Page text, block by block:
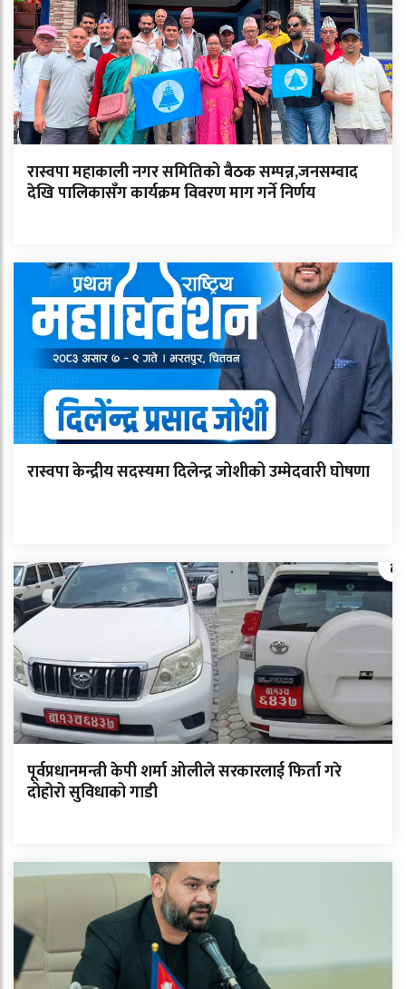
रास्वपा महाकाली नगर समितिको बैठक सम्पन्न,जनसम्वाद
देखि पालिकासँग कार्यक्रम विवरण माग गर्ने निर्णय
रास्वपा केन्द्रीय सदस्यमा दिलेन्द्र जोशीको उम्मेदवारी घोषणा
पूर्वप्रधानमन्त्री केपी शर्मा ओलीले सरकारलाई फिर्ता गरे
दोहोरो सुविधाको गाडी